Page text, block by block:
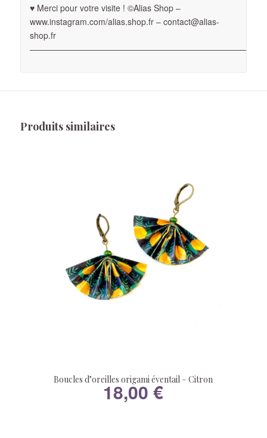
♥ Merci pour votre visite ! ©Alias Shop –
www.instagram.com/alias.shop.fr – contact@alias-
shop.fr
Produits similaires
Boucles d’oreilles origami éventail – Citron
18,00€